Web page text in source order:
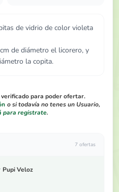
de vidrio de color violeta
de diámetro el licorero, y
la copita.
para poder ofertar.
o si todavía no tenes un Usuario,
para registrate.
7 ofertas
Pupi Veloz